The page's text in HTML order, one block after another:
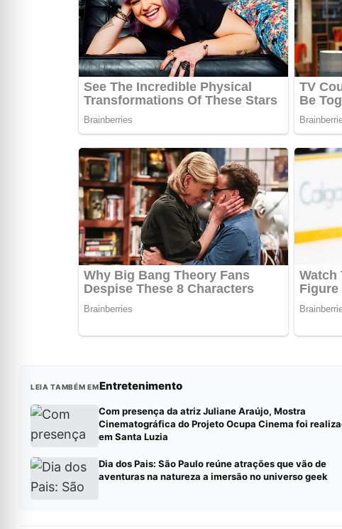
LEIA TAMBÉM EMEntretenimento
Com presença da atriz Juliane Araújo, Mostra
Cinematográfica do Projeto Ocupa Cinema foi
em Santa Luzia
Dia dos Pais: São Paulo reúne atrações que vão de
aventuras na natureza a imersão no universo geek